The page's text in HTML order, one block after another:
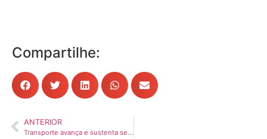
Compartilhe:
ANTERIOR
Transporte avança e sustenta serviços mesmo com economia em ritmo lento